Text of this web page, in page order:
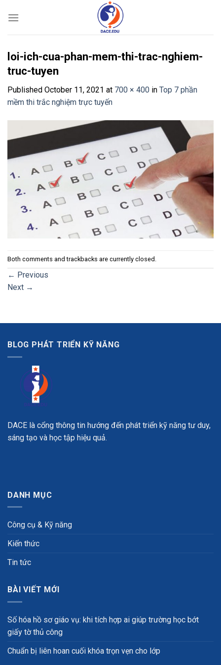
loi-ich-cua-phan-mem-thi-trac-nghiem-
truc-tuyen
Published October 11, 2021 at 700 × 400 in Top 7 phần
mềm thi trắc nghiệm trực tuyến
Both comments and trackbacks are currently closed.
← Previous
Next →
BLOG PHÁT TRIỂN KỸ NĂNG
DACE là cổng thông tin hướng đến phát triển kỹ năng tư duy,
sáng tạo và học tập hiệu quả.
DANH MỤC
Công cụ & Kỹ năng
Kiến thức
Tin tức
BÀI VIẾT MỚI
Số hóa hồ sơ giáo vụ: khi tích hợp ai giúp trường học bớt
giấy tờ thủ công
Chuẩn bị liên hoan cuối khóa trọn vẹn cho lớp